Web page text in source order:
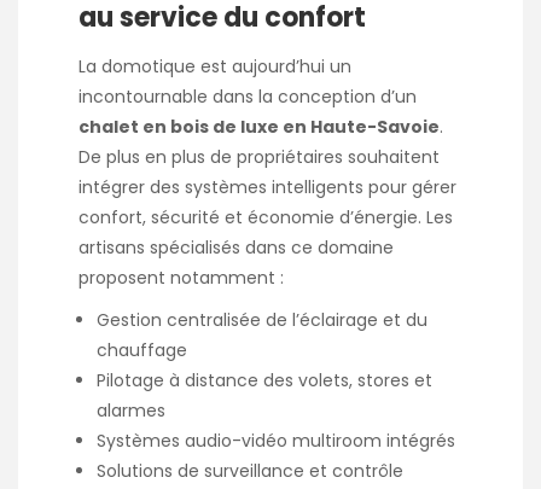
au service du confort
La domotique est aujourd’hui un
incontournable dans la conception d’un
chalet en bois de luxe en Haute-Savoie.
De plus en plus de propriétaires souhaitent
intégrer des systèmes intelligents pour gérer
confort, sécurité et économie d’énergie. Les
artisans spécialisés dans ce domaine
proposent notamment :
Gestion centralisée de l’éclairage et du
chauffage
Pilotage à distance des volets, stores et
alarmes
Systèmes audio-vidéo multiroom intégrés
Solutions de surveillance et contrôle